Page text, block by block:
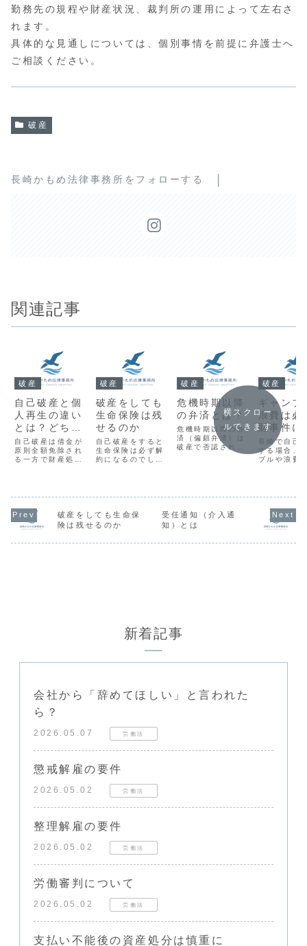
勤務先の規程や財産状況、裁判所の運用によって左右さ
れます。
具体的な見通しについては、個別事情を前提に弁護士へ
ご相談ください。
破産
長崎かもめ法律事務所をフォローする
関連記事
破産
自己破産と個
人再生の違い
とは？どちら
を選ぶべきか
を弁護士が解
説
自己破産は借金が
原則全額免除され
る一方で財産処分
面、安定収入と継
す。、自宅を残し
たい等の事情がな
ければ自己破産が
破産
破産をしても
生命保険は残
せるのか
自己破産をすると
生命保険は必ず解
約になるのでしょ
そのまま残せるケ
す。本記事では、
保険を守るための
「20万円の基準」
破産
危機時期以降
の弁済とは？
危機時期以降の弁
済（偏頗弁済）は
破産で否認される
恐れ。現行破産法
破産
ギャンブ
浪費は必
財事件に
のか？
長崎で自己
する場合、
ブルや浪費
査型でも、
第で同時廃
る可能性が
す。
横スクロー
ルできます
破産をしても生命保
険は残せるのか
受任通知（介入通
知）とは
新着記事
会社から「辞めてほしい」と言われた
ら？
2026.05.07 労働法
懲戒解雇の要件
2026.05.02 労働法
整理解雇の要件
2026.05.02 労働法
労働審判について
2026.05.02 労働法
支払い不能後の資産処分は慎重に